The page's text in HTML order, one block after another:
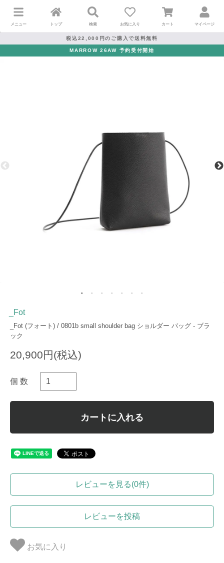
メニュー トップ 検索 お気に入り カート マイページ
税込22,000円のご購入で送料無料
MARROW 26AW 予約受付開始
_Fot
_Fot (フォート) / 0801b small shoulder bag ショルダー バッグ - ブラ
ック
20,900円(税込)
個 数
カートに入れる
レビューを見る(0件)
レビューを投稿
お気に入り